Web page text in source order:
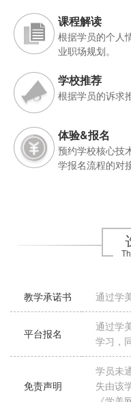
课程解读
根据学员的个人
业职场规划。
学校推荐
根据学员的诉求
体验&报名
预约学校核心技
学报名流程的对
教学承诺书 通过学
平台报名
通过学
学习，
免责声明
学员未
失由该